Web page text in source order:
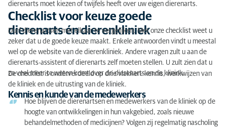
dierenarts moet kiezen of twijfels heeft over uw eigen dierenarts.
Checklist voor keuze goede
dierenarts én dierenkliniek
Durf dierenartsen met elkaar te vergelijken. Met onze checklist weet u
zeker dat u de goede keuze maakt. Enkele antwoorden vindt u meestal
wel op de website van de dierenkliniek. Andere vragen zult u aan de
dierenarts-assistent of dierenarts zelf moeten stellen. U zult zien dat u
zo veel meer te weten komt over de dierenarts en de kliniek.
De checklist is onderverdeeld op drie vlakken: kennis, werkwijzen van
de kliniek en de uitrusting van de kliniek.
Kennis en kunde van de medewerkers
Hoe blijven de dierenartsen en medewerkers van de kliniek op de
hoogte van ontwikkelingen in hun vakgebied, zoals nieuwe
behandelmethoden of medicijnen? Volgen zij regelmatig nascholing